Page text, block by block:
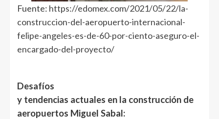
Fuente: https://edomex.com/2021/05/22/la-
construccion-del-aeropuerto-internacional-
felipe-angeles-es-de-60-por-ciento-aseguro-el-
encargado-del-proyecto/
Desafíos
y tendencias actuales en la construcción de
aeropuertos Miguel Sabal: